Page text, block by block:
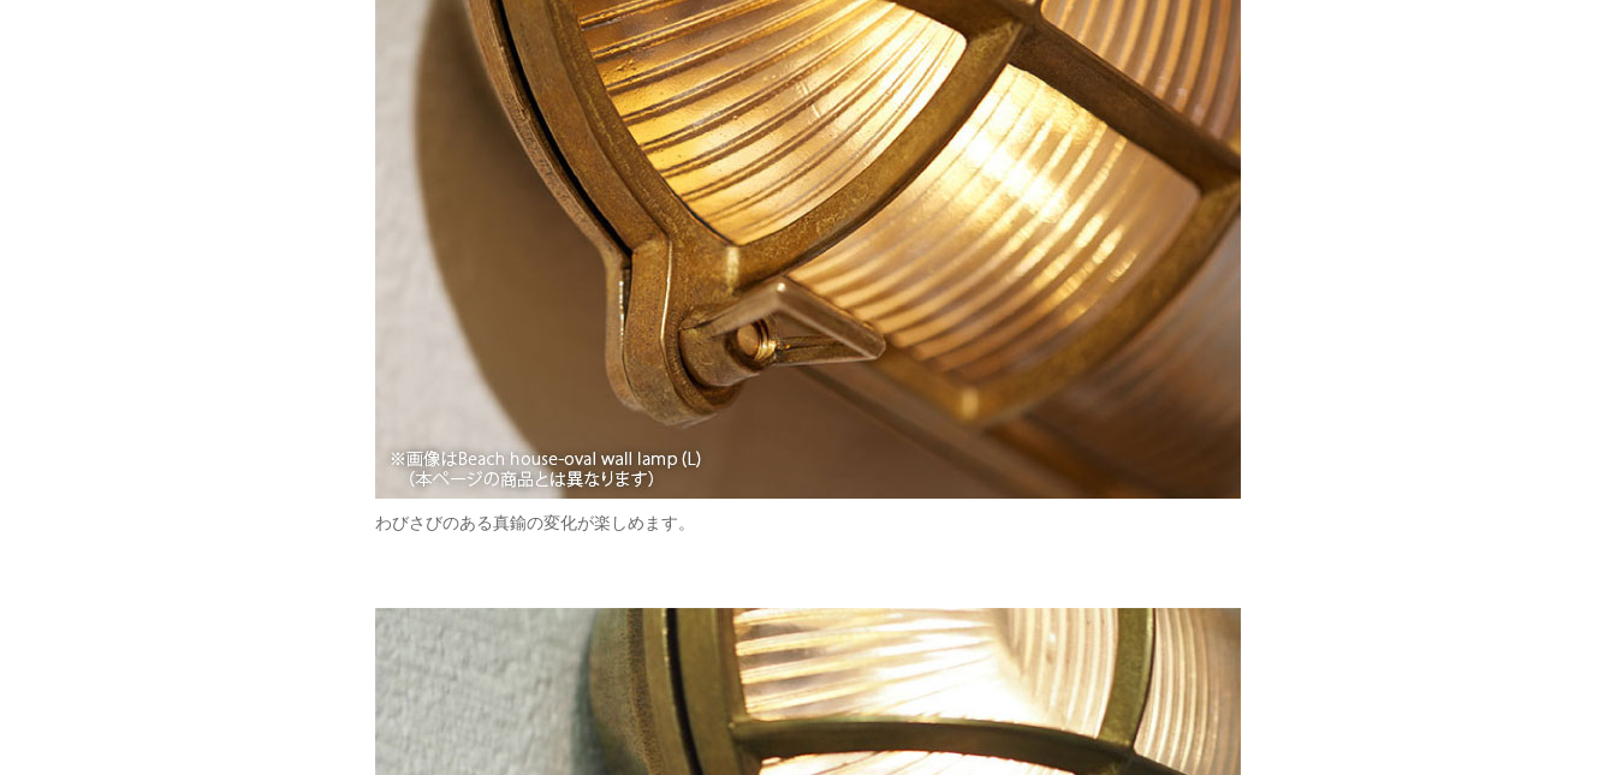
わびさびのある真鍮の変化が楽しめます。